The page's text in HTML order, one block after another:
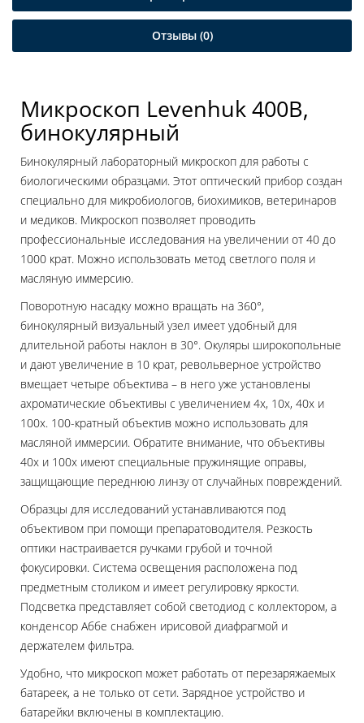
Отзывы (0)
Микроскоп Levenhuk 400B,
бинокулярный
Бинокулярный лабораторный микроскоп для работы с
биологическими образцами. Этот оптический прибор создан
специально для микробиологов, биохимиков, ветеринаров
и медиков. Микроскоп позволяет проводить
профессиональные исследования на увеличении от 40 до
1000 крат. Можно использовать метод светлого поля и
масляную иммерсию.
Поворотную насадку можно вращать на 360°,
бинокулярный визуальный узел имеет удобный для
длительной работы наклон в 30°. Окуляры широкопольные
и дают увеличение в 10 крат, револьверное устройство
вмещает четыре объектива – в него уже установлены
ахроматические объективы с увеличением 4х, 10х, 40х и
100х. 100-кратный объектив можно использовать для
масляной иммерсии. Обратите внимание, что объективы
40х и 100х имеют специальные пружинящие оправы,
защищающие переднюю линзу от случайных повреждений.
Образцы для исследований устанавливаются под
объективом при помощи препаратоводителя. Резкость
оптики настраивается ручками грубой и точной
фокусировки. Система освещения расположена под
предметным столиком и имеет регулировку яркости.
Подсветка представляет собой светодиод с коллектором, а
конденсор Аббе снабжен ирисовой диафрагмой и
держателем фильтра.
Удобно, что микроскоп может работать от перезаряжаемых
батареек, а не только от сети. Зарядное устройство и
батарейки включены в комплектацию.